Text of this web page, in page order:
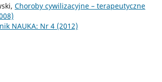
Choroby cywilizacyjne – terapeutyczne
NAUKA: Nr 4 (2012)